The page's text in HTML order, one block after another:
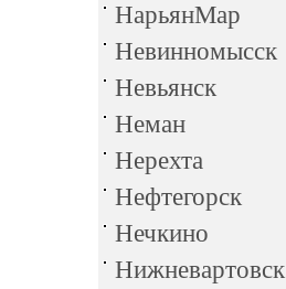
НарьянМар
Невинномысск
Невьянск
Неман
Нерехта
Нефтегорск
Нечкино
Нижневартовск